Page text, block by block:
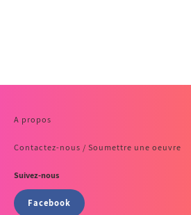
A propos
Contactez-nous / Soumettre une oeuvre
Suivez-nous
Facebook